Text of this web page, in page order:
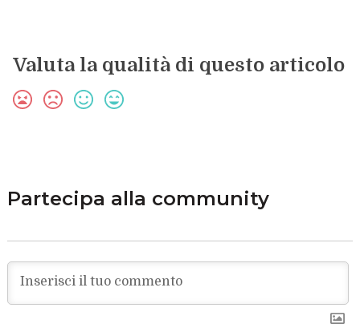
Valuta la qualità di questo articolo
Partecipa alla community